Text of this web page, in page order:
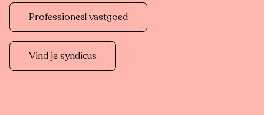
Professioneel vastgoed
Vind je syndicus